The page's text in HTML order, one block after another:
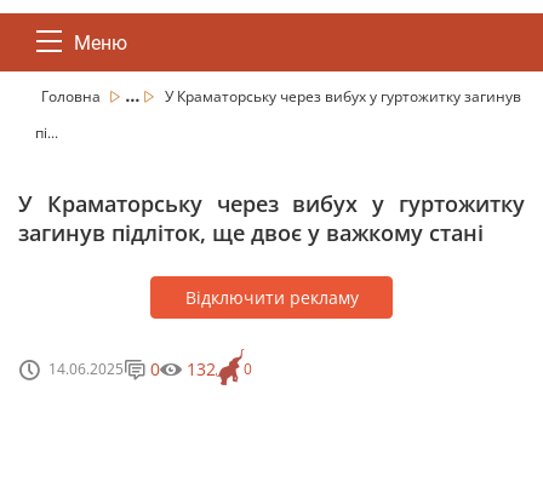
Меню
Головна ...
У Краматорську через вибух у гуртожитку загинув
пі...
У Краматорську через вибух у гуртожитку
загинув підліток, ще двоє у важкому стані
Відключити рекламу
14.06.2025 0
0 132